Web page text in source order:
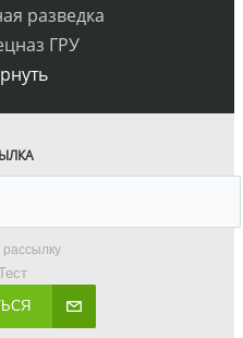
разведка
ГРУ